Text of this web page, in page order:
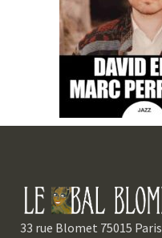
33 rue Blomet 75015 Paris